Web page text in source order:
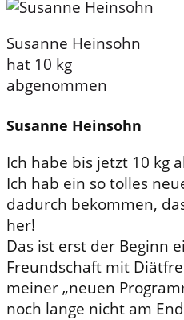
Susanne Heinsohn
hat 10 kg
abgenommen
Susanne Heinsohn
Ich habe bis jetzt 10 kg
Ich hab ein so tolles
dadurch bekommen,
her!
Das ist erst der Beginn
Freundschaft mit
meiner „neuen
noch lange nicht am